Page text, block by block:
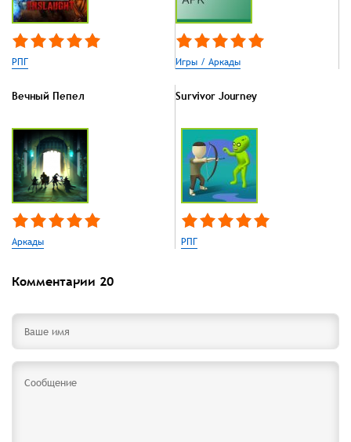
РПГ Игры / Аркады
Вечный Пепел
Аркады
Survivor Journey
РПГ
Комментарии 20